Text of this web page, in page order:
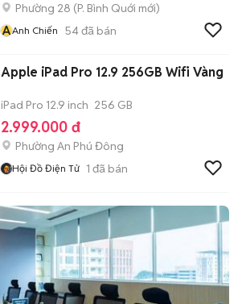
Phường 28 (P. Bình Quới mới)
AAnh Chiến 54đã bán
Apple iPad Pro 12.9 256GB Wifi Vàng
iPad Pro 12.9 inch 256 GB
2.999.000 đ
Phường An Phú Đông
Hội Đồ Điện Tử 1 đã bán